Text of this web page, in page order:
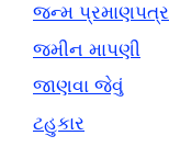
જન્મ પ્રમાણપત્ર
જમીન માપણી
જાણવા જેવું
ટહુકાર